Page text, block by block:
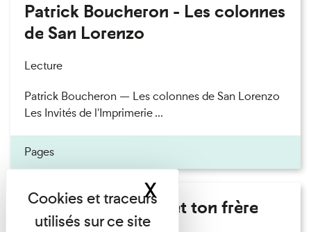
Patrick Boucheron - Les colonnes
de San Lorenzo
Lecture
Patrick Boucheron — Les colonnes de San Lorenzo
Les Invités de l'Imprimerie ...
Pages
Marie Cosnay - Toi et ton frère
XMasquer le